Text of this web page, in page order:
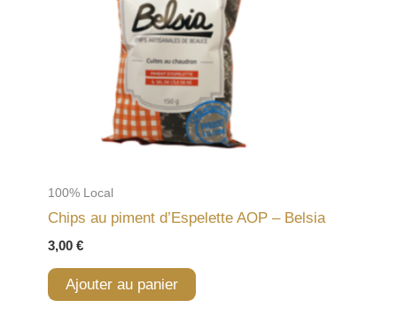
100% Local
Chips au piment d’Espelette AOP – Belsia
3,00 €
Ajouter au panier